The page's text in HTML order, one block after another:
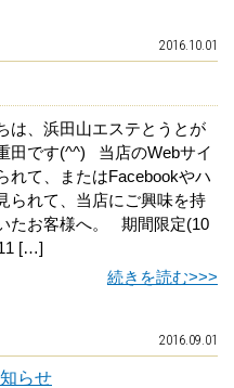
2016.10.01
は、浜田山エステとうとが
田です(^^) 当店のWebサイ
れて、またはFacebookやハ
られて、当店にご興味を持
たお客様へ。 期間限定(10
[…]
続きを読む>>>
2016.09.01
らせ